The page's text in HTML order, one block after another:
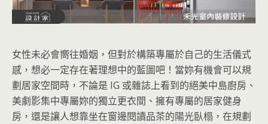
女性未必會嚮往婚姻，但對於構築專屬於自己的生活儀式
感，想必一定存在著理想中的藍圖吧！當妳有機會可以規
劃居家空間時，不論是 IG 或雜誌上看到的絕美中島廚房、
美劇影集中專屬妳的獨立更衣間、擁有專屬的居家健身
房，還是讓人想靠坐在窗邊閱讀品茶的陽光臥榻，在規劃